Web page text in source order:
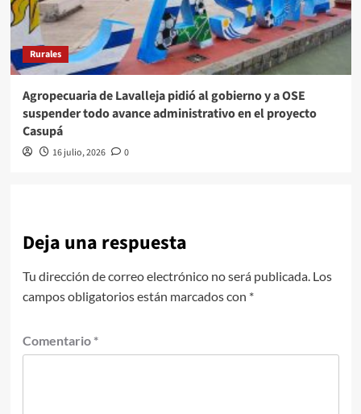
Rurales
Agropecuaria de Lavalleja pidió al gobierno y a OSE
suspender todo avance administrativo en el proyecto
Casupá
16 julio, 2026 0
Deja una respuesta
Tu dirección de correo electrónico no será publicada. Los
campos obligatorios están marcados con *
Comentario *